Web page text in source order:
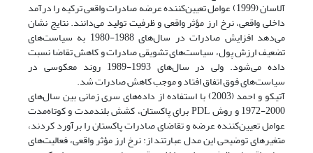
آلاسان (1999) عوامل تعیین‌کننده عرضه صادرات واقعی ترکیه را درآمد
داخلی واقعی، نرخ ارز مؤثر واقعی و ظرفیت تولید می‌دانند. نتایج نشان
می‌دهد افزایش صادرات در سال‌های 1988-1980 به سیاست‌های
تضعیف ارزش پول، سیاست‌های تشویقی صادرات و کاهش تقاضا نسبت
داده می‌شود. ولی در سال‌های 1993-1989 روند معکوسی در
سیاست‌های فوق اتفاق افتاد و موجب کاهش صادرات شد.
آتیکو و احمد (2003) با استفاده از داده‌های سری زمانی بین سال‌های
2000-1972 و روش PDL برای پاکستان، کشش بلندمدت و کوتاه‌مدت
عوامل تعیین‌کننده عرضه و تقاضای صادرات پاکستان را برآورد کردند،
متغیرهای توضیحی این مدل عبارتند از: نرخ ارز مؤثر واقعی، فعالیت‌های